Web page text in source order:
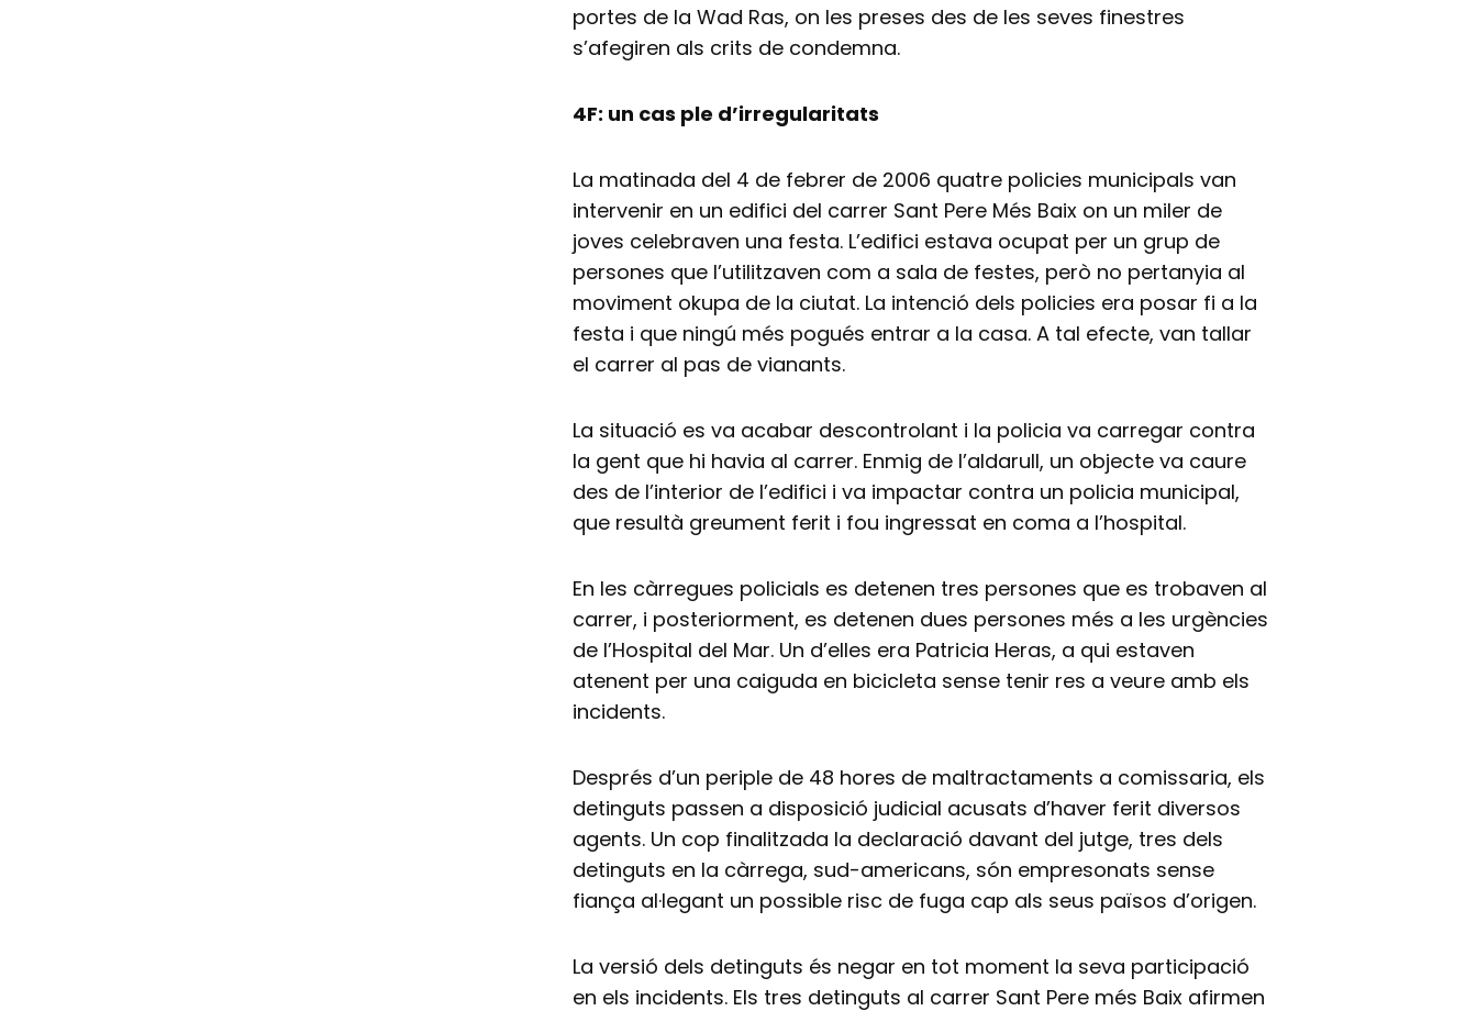
portes de la Wad Ras, on les preses des de les seves finestres
s’afegiren als crits de condemna.
4F: un cas ple d’irregularitats
La matinada del 4 de febrer de 2006 quatre policies municipals van
intervenir en un edifici del carrer Sant Pere Més Baix on un miler de
joves celebraven una festa. L’edifici estava ocupat per un grup de
persones que l’utilitzaven com a sala de festes, però no pertanyia al
moviment okupa de la ciutat. La intenció dels policies era posar fi a la
festa i que ningú més pogués entrar a la casa. A tal efecte, van tallar
el carrer al pas de vianants.
La situació es va acabar descontrolant i la policia va carregar contra
la gent que hi havia al carrer. Enmig de l’aldarull, un objecte va caure
des de l’interior de l’edifici i va impactar contra un policia municipal,
que resultà greument ferit i fou ingressat en coma a l’hospital.
En les càrregues policials es detenen tres persones que es trobaven al
carrer, i posteriorment, es detenen dues persones més a les urgències
de l’Hospital del Mar. Un d’elles era Patricia Heras, a qui estaven
atenent per una caiguda en bicicleta sense tenir res a veure amb els
incidents.
Després d’un periple de 48 hores de maltractaments a comissaria, els
detinguts passen a disposició judicial acusats d’haver ferit diversos
agents. Un cop finalitzada la declaració davant del jutge, tres dels
detinguts en la càrrega, sud-americans, són empresonats sense
fiança al·legant un possible risc de fuga cap als seus països d’origen.
La versió dels detinguts és negar en tot moment la seva participació
en els incidents. Els tres detinguts al carrer Sant Pere més Baix afirmen